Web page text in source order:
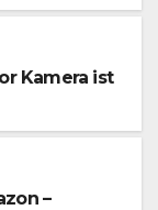
Kamera ist
–